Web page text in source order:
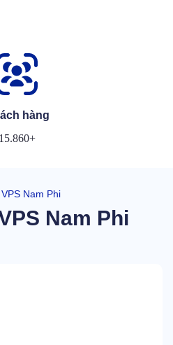
hàng
15.860+
Nam Phi
Nam Phi